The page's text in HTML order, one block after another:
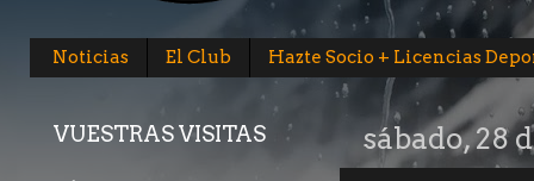
Noticias El Club Hazte Socio + Licencias
sábado, 28
VUESTRAS VISITAS